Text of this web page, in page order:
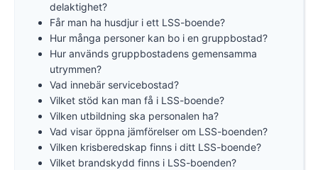
delaktighet?
Får man ha husdjur i ett LSS-boende?
Hur många personer kan bo i en gruppbostad?
Hur används gruppbostadens gemensamma
utrymmen?
Vad innebär servicebostad?
Vilket stöd kan man få i LSS-boende?
Vilken utbildning ska personalen ha?
Vad visar öppna jämförelser om LSS-boenden?
Vilken krisberedskap finns i ditt LSS-boende?
Vilket brandskydd finns i LSS-boenden?